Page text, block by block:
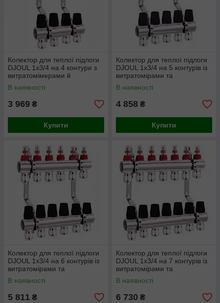
Колектор для теплої підлоги
DJOUL 1х3/4 на 4 контури з
витратомімерами й
євроконусами
В наявності
3 969 ₴
Купити
Колектор для теплої підлоги
DJOUL 1х3/4 на 5 контурів із
витратомірами та
євроконусами
В наявності
4 858 ₴
Купити
Колектор для теплої підлоги
DJOUL 1х3/4 на 6 контурів із
витратомірами та
євроконусами
В наявності
5 811 ₴
Колектор для теплої підлоги
DJOUL 1х3/4 на 7 контурів із
витратомірами та
євроконусами
В наявності
6 730 ₴